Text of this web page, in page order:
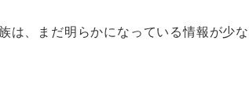
は、まだ明らかになっている情報が少